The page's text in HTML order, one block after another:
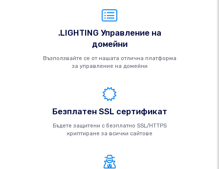
.LIGHTING Управление на
домейни
Възползвайте се от нашата отлична платформа
за управление на домейни
Безплатен SSL сертификат
Бъдете защитени с безплатно SSL/HTTPS
криптиране за всички сайтове